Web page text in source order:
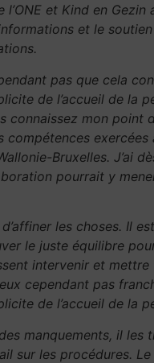
et Kind en Gezin
et le
pas que cela
de l’accueil de la
connaissez mon point
compétences exercées
Bruxelles. J’ai
pourrait y
les choses. Il
le juste équilibre
intervenir et mettre
cependant pas
de l’accueil de la
manquements, il les
sur les procédures.